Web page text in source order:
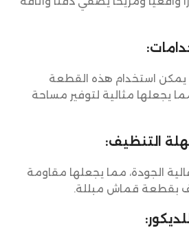
يمكن استخدام هذه القطعة
يجعلها مثالية لتوفير مساحة
الجودة، مما يجعلها مقاومة
بقطعة قماش مبللة.